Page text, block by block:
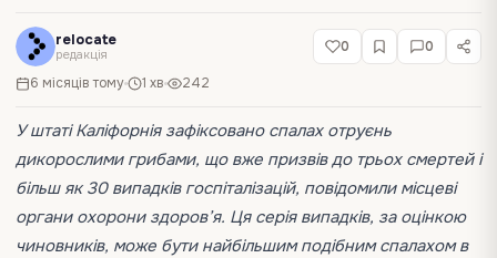
relocate
редакція
6 місяців тому 1 хв 242
0 0
У штаті Каліфорнія зафіксовано спалах отруєнь
дикорослими грибами, що вже призвів до трьох смертей і
більш як 30 випадків госпіталізацій, повідомили місцеві
органи охорони здоров’я. Ця серія випадків, за оцінкою
чиновників, може бути найбільшим подібним спалахом в